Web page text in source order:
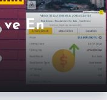
ve En